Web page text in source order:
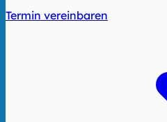
Termin vereinbaren